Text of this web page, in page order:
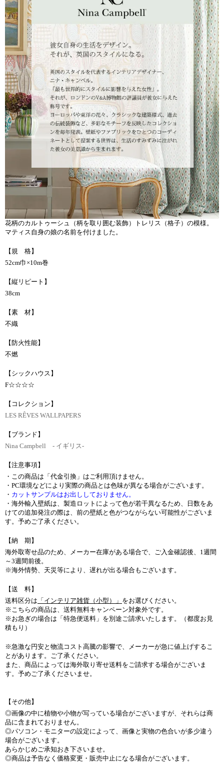
花柄のカルトゥーシュ（柄を取り囲む装飾）トレリス（格子）の模様。
マティス自身の娘の名前を付けました。
【規 格】
52cm巾×10m巻
【縦リピート】
38cm
【素 材】
不織
【防火性能】
不燃
【シックハウス】
F☆☆☆☆
【コレクション】
LES RÊVES WALLPAPERS
【ブランド】
Nina Campbell - イギリス-
【注意事項】
・この商品は「代金引換」はご利用頂けません。
・PC環境などにより実際の商品とは色味が異なる場合がございます。
・ カットサンプルはお出ししておりません。
・海外輸入壁紙は、製造ロットによって色が若干異なるため、日数をあ
けての追加発注の際は、前の壁紙と色がつながらない可能性がございま
す。予めご了承ください。
【納 期】
海外取寄せ品のため、メーカー在庫がある場合で、ご入金確認後、1週間
～3週間前後。
※海外情勢、天災等により、遅れが出る場合もございます。
【送 料】
送料区分は 「インテリア雑貨（小型）」 をお選びください。
※こちらの商品は、送料無料キャンペーン対象外です。
※お急ぎの場合は「特急便送料」を別途ご請求いたします。（都度お見
積もり）
※急激な円安と物流コスト高騰の影響で、メーカーが急に値上げするこ
とがあります。ご了承ください。
また、商品によっては海外取り寄せ送料をご請求する場合がございま
す。予めご了承くださいませ。
【その他】
◎画像の中に植物や小物が写っている場合がございますが、それらは商
品に含まれておりません。
◎パソコン・モニターの設定によって、画像と実物の色合いが多少違う
場合がございます。
あらかじめご承知おき下さいませ。
◎商品は予告なく価格変更・販売中止になる場合がございます。